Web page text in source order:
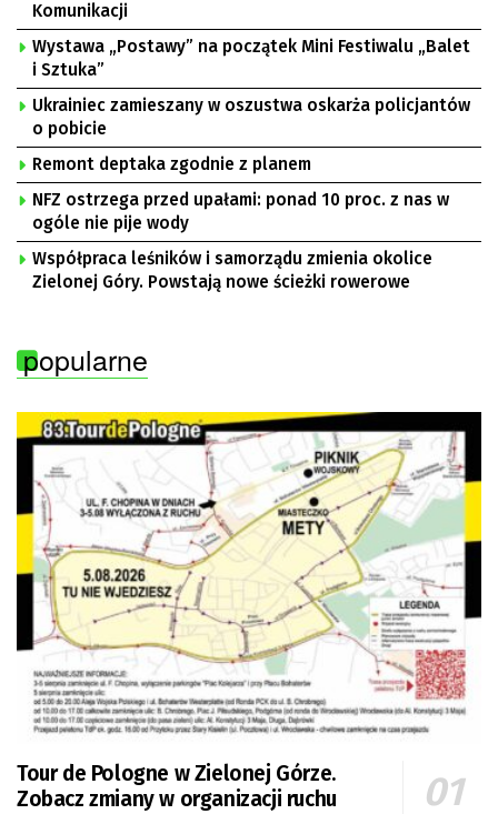
Komunikacji
Wystawa „Postawy” na początek Mini Festiwalu „Balet
i Sztuka”
Ukrainiec zamieszany w oszustwa oskarża policjantów
o pobicie
Remont deptaka zgodnie z planem
NFZ ostrzega przed upałami: ponad 10 proc. z nas w
ogóle nie pije wody
Współpraca leśników i samorządu zmienia okolice
Zielonej Góry. Powstają nowe ścieżki rowerowe
popularne
Tour de Pologne w Zielonej Górze.
Zobacz zmiany w organizacji ruchu